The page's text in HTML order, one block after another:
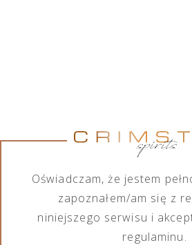
Nie znaleziono produktów,
Oświadczam, że jestem
zapoznałem/am się z
niniejszego serwisu i
regulaminu.